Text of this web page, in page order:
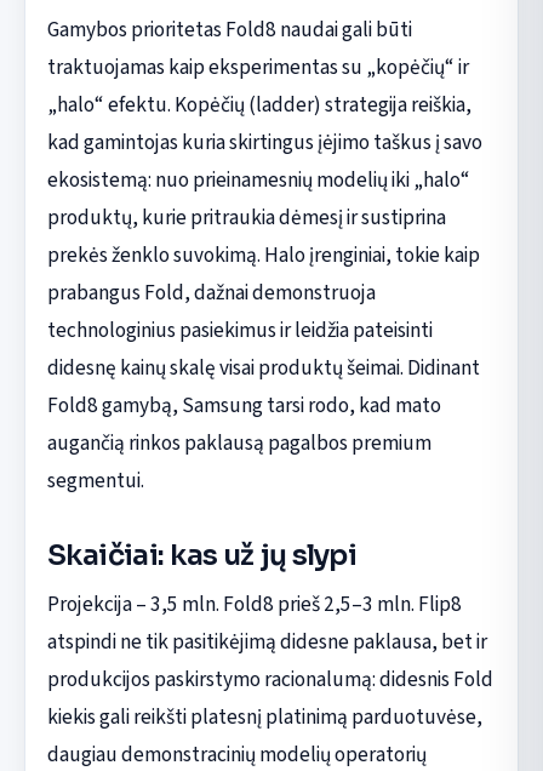
Gamybos prioritetas Fold8 naudai gali būti
traktuojamas kaip eksperimentas su „kopėčių“ ir
„halo“ efektu. Kopėčių (ladder) strategija reiškia,
kad gamintojas kuria skirtingus įėjimo taškus į savo
ekosistemą: nuo prieinamesnių modelių iki „halo“
produktų, kurie pritraukia dėmesį ir sustiprina
prekės ženklo suvokimą. Halo įrenginiai, tokie kaip
prabangus Fold, dažnai demonstruoja
technologinius pasiekimus ir leidžia pateisinti
didesnę kainų skalę visai produktų šeimai. Didinant
Fold8 gamybą, Samsung tarsi rodo, kad mato
augančią rinkos paklausą pagalbos premium
segmentui.
Skaičiai: kas už jų slypi
Projekcija – 3,5 mln. Fold8 prieš 2,5–3 mln. Flip8
atspindi ne tik pasitikėjimą didesne paklausa, bet ir
produkcijos paskirstymo racionalumą: didesnis Fold
kiekis gali reikšti platesnį platinimą parduotuvėse,
daugiau demonstracinių modelių operatorių